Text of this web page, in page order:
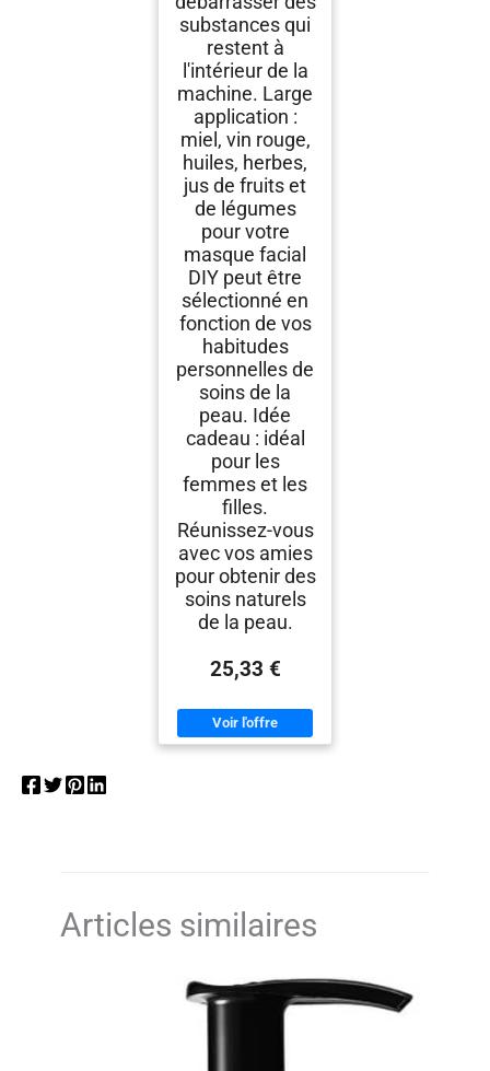
substances qui
restent à
l'intérieur de la
machine. Large
application :
miel, vin rouge,
huiles, herbes,
jus de fruits et
de légumes
pour votre
masque facial
DIY peut être
sélectionné en
fonction de vos
habitudes
personnelles de
soins de la
peau. Idée
cadeau : idéal
pour les
femmes et les
filles.
Réunissez-vous
avec vos amies
pour obtenir des
soins naturels
de la peau.
25,33 €
Articles similaires